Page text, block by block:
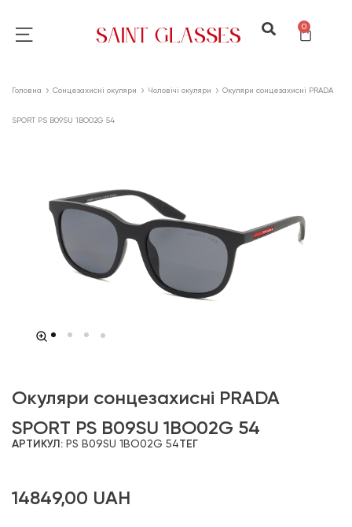
0
Головна Сонцезахисні окуляри Чоловічі окуляри Окуляри сонцезахисні PRADA
SPORT PS B09SU 1BO02G 54
Окуляри сонцезахисні PRADA
SPORT PS B09SU 1BO02G 54
АРТИКУЛ: PS B09SU 1BO02G 54ТЕГ
14849,00 UAH